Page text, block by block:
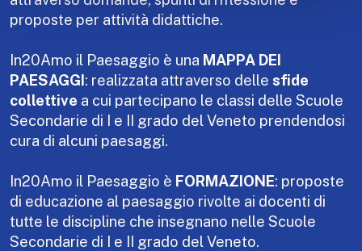
proposte per attività didattiche.
In20Amo il Paesaggio è una MAPPA DEI
PAESAGGI: realizzata attraverso delle sfide
collettive a cui partecipano le classi delle Scuole
Secondarie di I e II grado del Veneto prendendosi
cura di alcuni paesaggi.
In20Amo il Paesaggio è FORMAZIONE: proposte
di educazione al paesaggio rivolte ai docenti di
tutte le discipline che insegnano nelle Scuole
Secondarie di I e II grado del Veneto.